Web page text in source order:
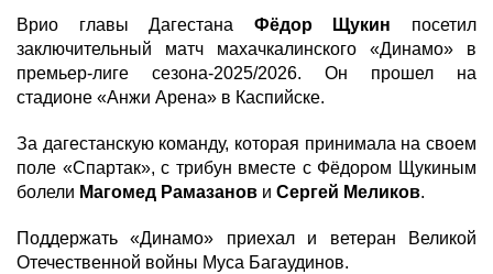
Врио главы Дагестана Фёдор Щукин посетил
заключительный матч махачкалинского «Динамо» в
премьер-лиге сезона-2025/2026. Он прошел на
стадионе «Анжи Арена» в Каспийске.
За дагестанскую команду, которая принимала на своем
поле «Спартак», с трибун вместе с Фёдором Щукиным
болели Магомед Рамазанов и Сергей Меликов.
Поддержать «Динамо» приехал и ветеран Великой
Отечественной войны Муса Багаудинов.